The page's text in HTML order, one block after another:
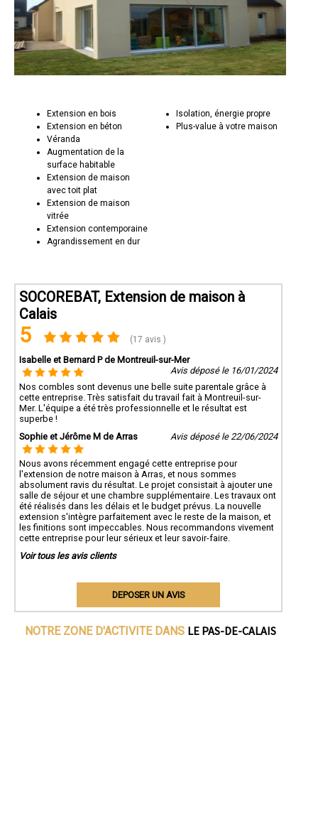
Extension en bois
Extension en béton
Véranda
Augmentation de la
surface habitable
Extension de maison
avec toit plat
Extension de maison
vitrée
Extension contemporaine
Agrandissement en dur
Isolation, énergie propre
Plus-value à votre maison
SOCOREBAT, Extension de maison à
Calais
5 (17 avis )
Isabelle et Bernard P de Montreuil-sur-Mer
Avis déposé le 16/01/2024
Nos combles sont devenus une belle suite parentale grâce à
cette entreprise. Très satisfait du travail fait à Montreuil-sur-
Mer. L'équipe a été très professionnelle et le résultat est
superbe !
Sophie et Jérôme M de Arras
Avis déposé le 22/06/2024
Nous avons récemment engagé cette entreprise pour
l'extension de notre maison à Arras, et nous sommes
absolument ravis du résultat. Le projet consistait à ajouter une
salle de séjour et une chambre supplémentaire. Les travaux ont
été réalisés dans les délais et le budget prévus. La nouvelle
extension s'intègre parfaitement avec le reste de la maison, et
les finitions sont impeccables. Nous recommandons vivement
cette entreprise pour leur sérieux et leur savoir-faire.
Voir tous les avis clients
DEPOSER UN AVIS
NOTRE ZONE D'ACTIVITE DANS LE PAS-DE-CALAIS